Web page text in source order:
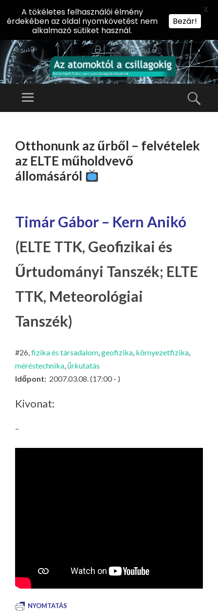
AZ
KT
Ó
IL
LA
G
O
KI
Előadássorozat
Természettudományi
Menü
TARTALOMHOZ
Otthonunk az űrből – felvételek
az ELTE műholdvevő
állomásáról
Timár Gábor – Kern Anikó
(ELTE TTK, Geofizikai és
Űrtudományi Tanszék; ELTE
TTK, Meteorológiai
Tanszék)
#26,fizika és társadalom,geofizika, környezetfizika,
méréstechnika, űrkutatás
Időpont: 2007.03.08. (17:00 - )
Kivonat:
–
NYOMTATÁS
A tökéletes felhasználói élmény
érdekében az oldal nyomkövetést nem
alkalmazó sütiket használ.
Bezár!
X